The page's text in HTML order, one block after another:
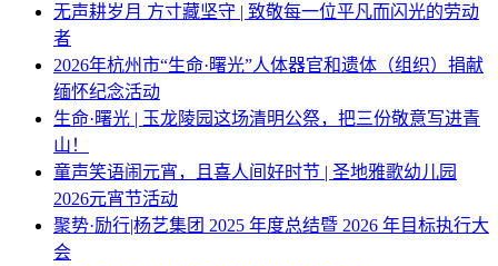
无声耕岁月 方寸藏坚守 | 致敬每一位平凡而闪光的劳动
者
2026年杭州市“生命·曙光”人体器官和遗体（组织）捐献
缅怀纪念活动
生命·曙光 | 玉龙陵园这场清明公祭，把三份敬意写进青
山！
童声笑语闹元宵，且喜人间好时节 | 圣地雅歌幼儿园
2026元宵节活动
聚势·励行|杨艺集团 2025 年度总结暨 2026 年目标执行大
会